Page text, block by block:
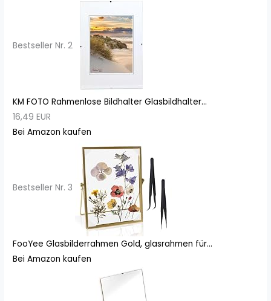
Bestseller Nr. 2
KM FOTO Rahmenlose Bildhalter Glasbildhalter...
16,49 EUR
Bei Amazon kaufen
Bestseller Nr. 3
FooYee Glasbilderrahmen Gold, glasrahmen für...
Bei Amazon kaufen